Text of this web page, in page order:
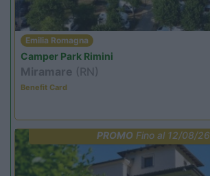
Emilia Romagna
Camper Park Rimini
Miramare (RN)
Benefit Card
PROMO Fino al 12/08/26